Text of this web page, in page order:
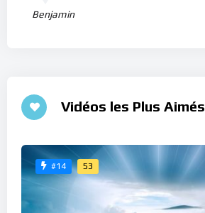
Benjamin
Vidéos les Plus Aimés
#14 53